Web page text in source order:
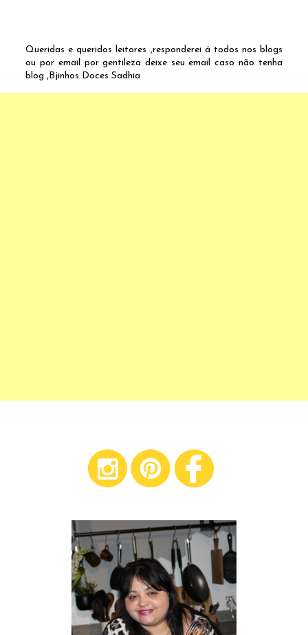
Queridas e queridos leitores ,responderei á todos nos blogs
ou por email por gentileza deixe seu email caso não tenha
blog ,Bjinhos Doces Sadhia